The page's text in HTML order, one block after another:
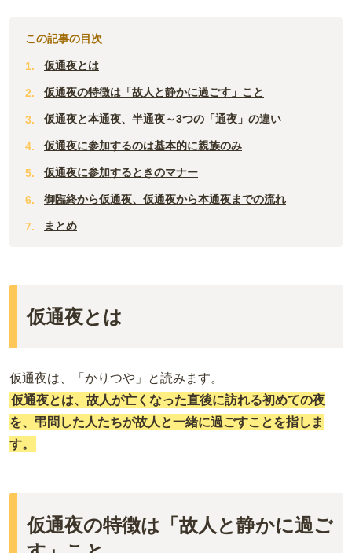
この記事の目次
仮通夜とは
仮通夜の特徴は「故人と静かに過ごす」こと
仮通夜と本通夜、半通夜～3つの「通夜」の違い
仮通夜に参加するのは基本的に親族のみ
仮通夜に参加するときのマナー
御臨終から仮通夜、仮通夜から本通夜までの流れ
まとめ
仮通夜とは
仮通夜は、「かりつや」と読みます。
仮通夜とは、故人が亡くなった直後に訪れる初めての夜
を、弔問した人たちが故人と一緒に過ごすことを指しま
す。
仮通夜の特徴は「故人と静かに過ご